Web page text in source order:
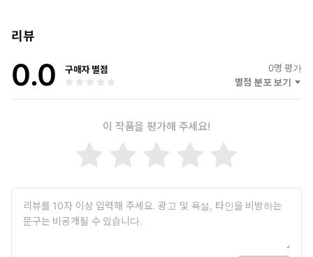
▪ 프로크리에이트를 처음 접하는 아이패드 입문자
▪ 멈춰있는 이모티콘은 만들어봤지만, 움직이는 이모티콘이 어
▪ 이모티콘 부업으로 수익을 창출하고 싶은 직장인 및 학생
씨엠제이 콘텐츠랩 cmjcontentlab.com
리뷰
0.0 구매자 별점 0명 평가
별점 분포 보기
이 작품을 평가해 주세요!